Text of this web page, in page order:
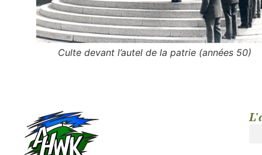
Culte devant l’autel de la patrie (années 50)